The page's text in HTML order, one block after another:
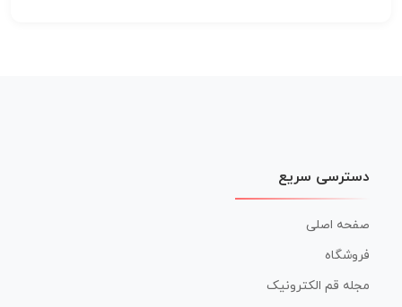
دسترسی سریع
صفحه اصلی
فروشگاه
مجله قم الکترونیک